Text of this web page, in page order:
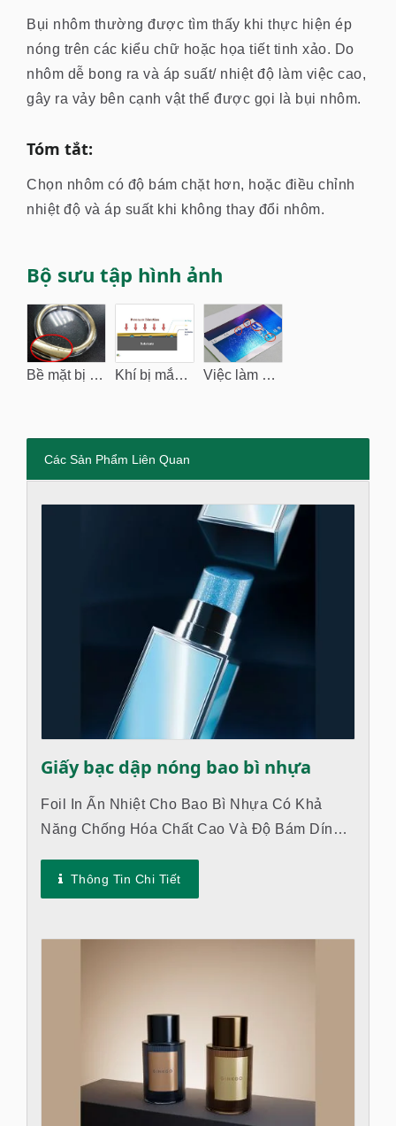
Bụi nhôm thường được tìm thấy khi thực hiện ép
nóng trên các kiểu chữ hoặc họa tiết tinh xảo. Do
nhôm dễ bong ra và áp suất/ nhiệt độ làm việc cao,
gây ra vảy bên cạnh vật thể được gọi là bụi nhôm.
Tóm tắt:
Chọn nhôm có độ bám chặt hơn, hoặc điều chỉnh
nhiệt độ và áp suất khi không thay đổi nhôm.
Bộ sưu tập hình ảnh
Bề mặt bị vỡ do khí bị kẹt. Khí bị mắc kẹt. Việc làm sạch bụi mất nhiều chi phí, cũng khó để loại bỏ hoàn toàn.
Các Sản Phẩm Liên Quan
Giấy bạc dập nóng bao bì nhựa
Foil In Ấn Nhiệt Cho Bao Bì Nhựa Có Khả
Năng Chống Hóa Chất Cao Và Độ Bám Dính
Nhãn Hiệu Hoặc Logo Của Sản Phẩm...
Thông Tin Chi Tiết